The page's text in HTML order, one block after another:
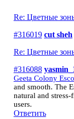
Re: Цветные
#316019 cut sheh
Re: Цветные
#316088
Geeta Colony
and smooth. The
natural and
users.
Ответить